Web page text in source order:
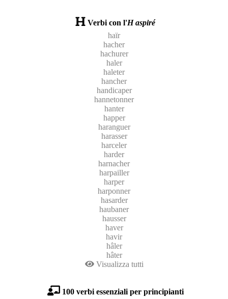
Verbi con l'H aspiré
haïr
hacher
hachurer
haler
haleter
hancher
handicaper
hannetonner
hanter
happer
haranguer
harasser
harceler
harder
harnacher
harpailler
harper
harponner
hasarder
haubaner
hausser
haver
havir
hâler
hâter
Visualizza tutti
100 verbi essenziali per principianti